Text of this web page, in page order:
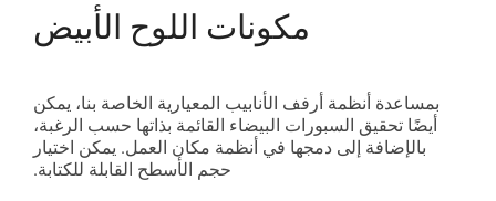
مكونات اللوح الأبيض
بمساعدة أنظمة أرفف الأنابيب المعيارية الخاصة بنا، يمكن
أيضًا تحقيق السبورات البيضاء القائمة بذاتها حسب الرغبة،
بالإضافة إلى دمجها في أنظمة مكان العمل. يمكن اختيار
حجم الأسطح القابلة للكتابة.